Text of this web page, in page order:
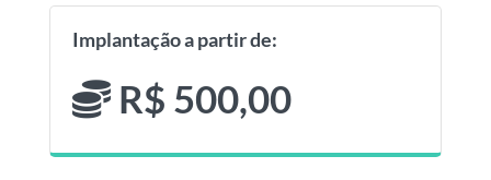
Implantação a partir de:
R$ 500,00